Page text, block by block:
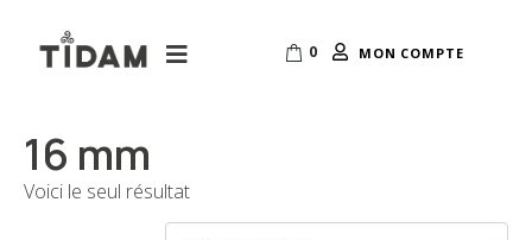
0 MON COMPTE
16 mm
Voici le seul résultat